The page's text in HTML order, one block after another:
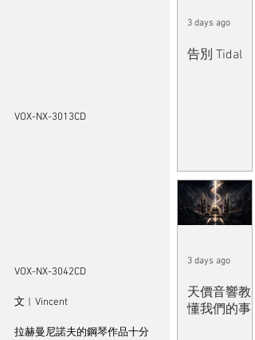
VOX-NX-3013CD
VOX-NX-3042CD
文︱Vincent
拉赫曼尼諾夫的鋼琴作品十分
告別 Tidal
3 days ago
天價音響教
懂我們的事
3 days ago